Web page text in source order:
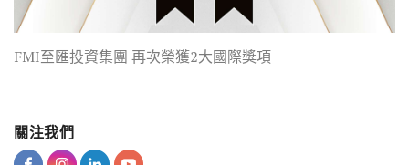
FMI至匯投資集團 再次榮獲2大國際獎項
關注我們